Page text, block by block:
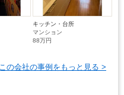
キッチン・台所
マンション
88万円
この会社の事例をもっと見る >